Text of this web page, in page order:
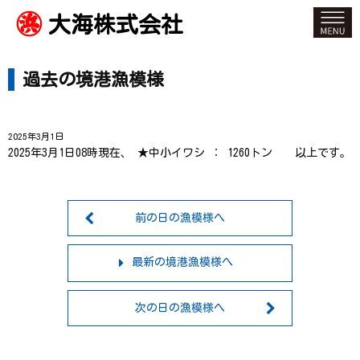
大海株式会社
過去の境港漁模様
2025年3月1日
2025年3月1日08時現在、 ★中小イワシ ： 1260トン 以上です。
前の日の漁模様へ
最新の境港漁模様へ
次の日の漁模様へ